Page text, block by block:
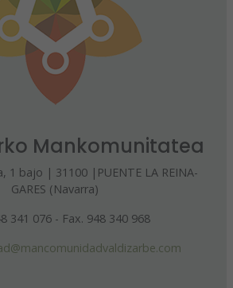
Mankomunitatea
1 bajo | 31100 |PUENTE LA REINA-
GARES (Navarra)
341 076 - Fax. 948 340 968